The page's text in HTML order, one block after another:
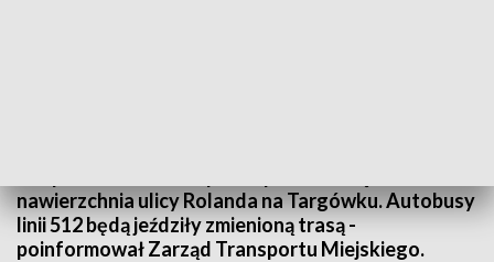
nawierzchnia ulicy Rolanda na Targówku. Autobusy
linii 512 będą jeździły zmienioną trasą -
poinformował Zarząd Transportu Miejskiego.